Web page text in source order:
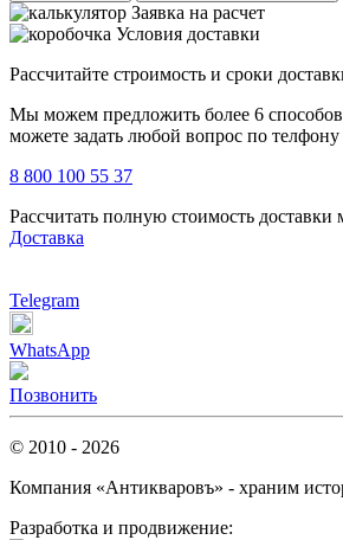
Заявка на расчет
Условия доставки
Рассчитайте строимость и сроки
Мы можем предложить более 6
можете задать любой вопрос по телфону
8 800 100 55 37
Рассчитать полную стоимость доставки
Доставка
Telegram
WhatsApp
Позвонить
© 2010 - 2026
Компания «Антикваровъ» - храним
Разработка и продвижение: